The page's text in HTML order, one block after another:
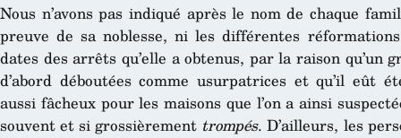
Nous n’avons pas indiqué après le nom de chaque
preuve de sa noblesse, ni les différentes
dates des arrêts qu’elle a obtenus, par la raison qu’un
d’abord déboutées comme usurpatrices et qu’il eût
aussi fâcheux pour les maisons que l’on a ainsi
souvent et si grossièrement trompés. D’ailleurs, les